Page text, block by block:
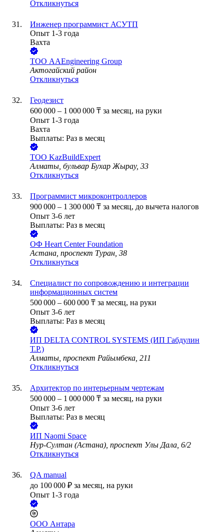
Откликнуться
Инженер программист АСУТП
Опыт 1-3 года
Вахта
ТОО AAEngineering Group
Актогайский район
Откликнуться
Геодезист
600 000 – 1 000 000 ₸ за месяц, на руки
Опыт 1-3 года
Вахта
Выплаты: Раз в месяц
ТОО KazBuildExpert
Алматы, бульвар Бухар Жырау, 33
Откликнуться
Программист микроконтроллеров
900 000 – 1 300 000 ₸ за месяц, до вычета налогов
Опыт 3-6 лет
Выплаты: Раз в месяц
ОФ Heart Center Foundation
Астана, проспект Туран, 38
Откликнуться
Специалист по сопровождению и интеграции
информационных систем
500 000 – 600 000 ₸ за месяц, на руки
Опыт 3-6 лет
Выплаты: Раз в месяц
ИП DELTA CONTROL SYSTEMS (ИП Габдулин
Т.Р.)
Алматы, проспект Райымбека, 211
Откликнуться
Архитектор по интерьерным чертежам
500 000 – 1 000 000 ₸ за месяц, на руки
Опыт 3-6 лет
Выплаты: Раз в месяц
ИП Naomi Space
Нур-Султан (Астана), проспект Улы Дала, 6/2
Откликнуться
QA manual
до 100 000 ₽ за месяц, на руки
Опыт 1-3 года
ООО Антара